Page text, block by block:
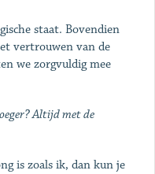
staat. Bovendien
vertrouwen van de
we zorgvuldig mee
Altijd met de
is zoals ik, dan kun je